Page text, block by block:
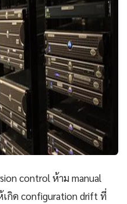
control ห้าม manual
เกิด configuration drift ที่